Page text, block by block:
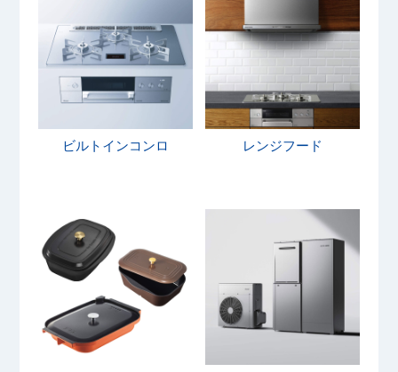
ビルトインコンロ レンジフード